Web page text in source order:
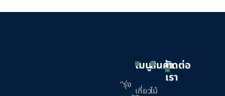
“รุ่ง
เมนู
เกี่ยว
สินค้า
ไม้
ติดต่อ
เรา